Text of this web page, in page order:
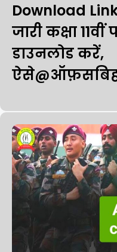
Download
जारी कक्षा
डाउनलोड करें,